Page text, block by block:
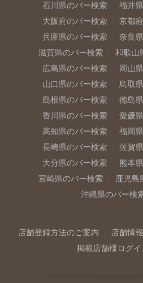
石川県のバー検索
福井
大阪府のバー検索
京都
兵庫県のバー検索
奈良
滋賀県のバー検索
和歌山
広島県のバー検索
岡山
山口県のバー検索
鳥取
島根県のバー検索
徳島
香川県のバー検索
愛媛
高知県のバー検索
福岡
長崎県のバー検索
佐賀
大分県のバー検索
熊本
宮崎県のバー検索
鹿児島
沖縄県のバー検
店舗登録方法のご案内
店舗情
掲載店舗様ログイ